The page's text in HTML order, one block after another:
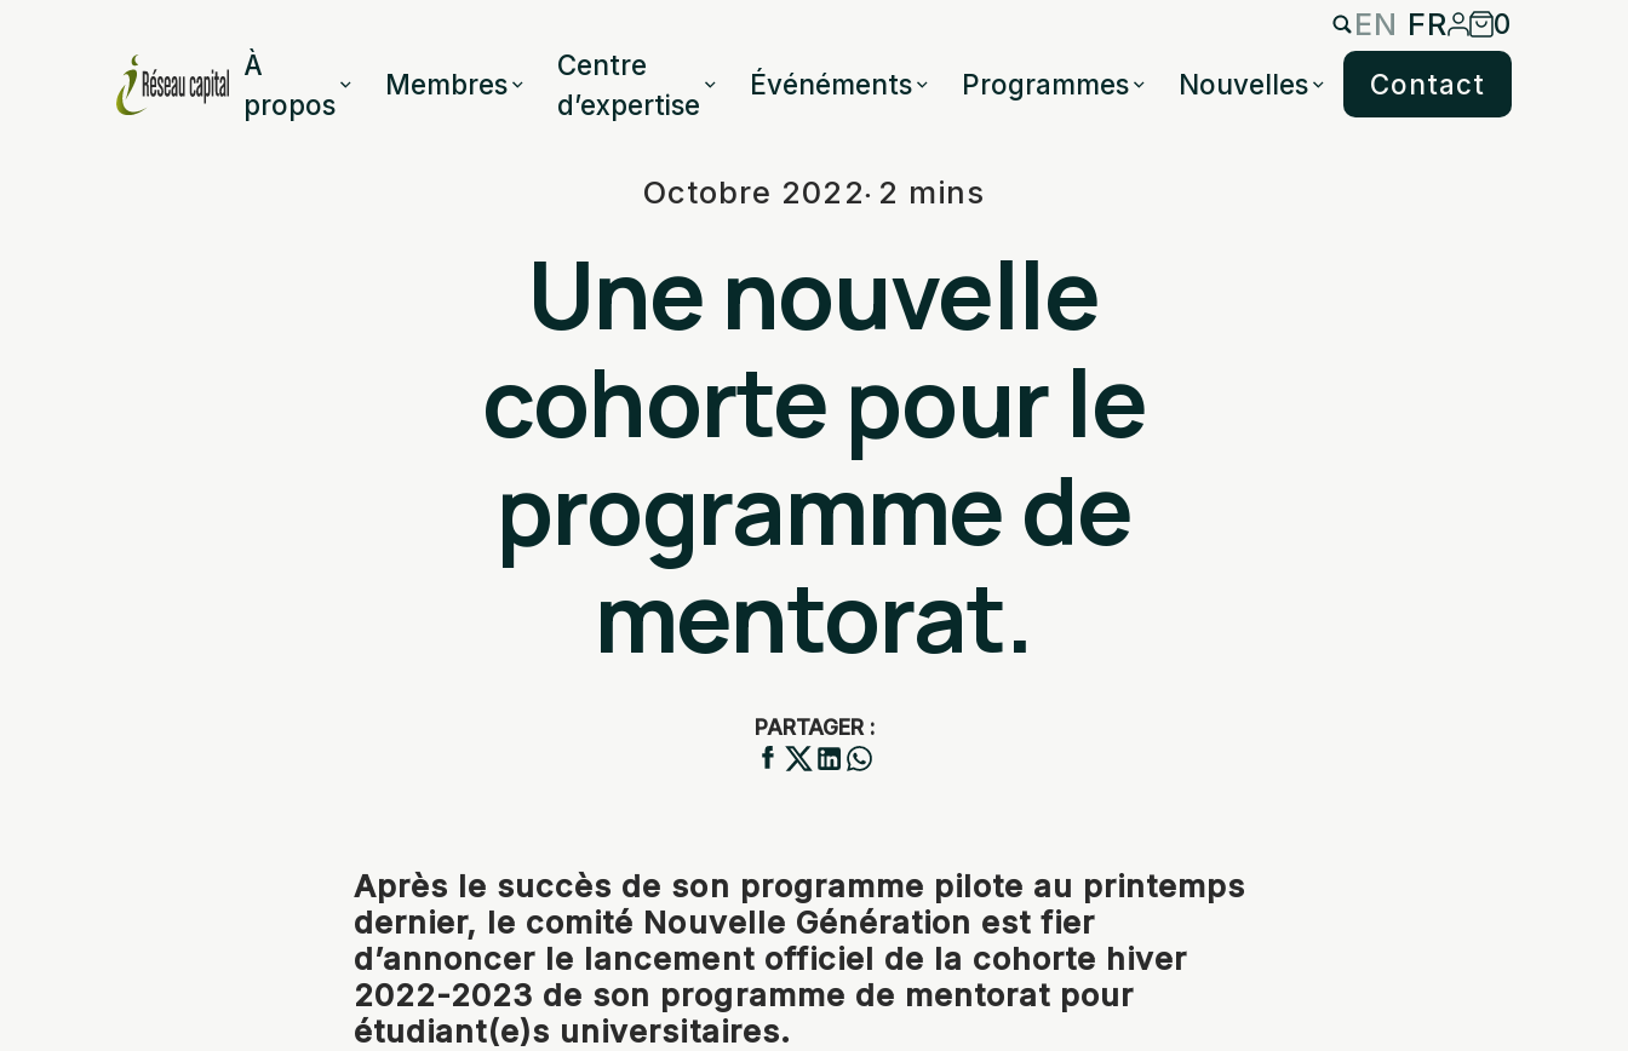
EN FR
0
À
propos
Membres
Centre
d’expertise
Événéments Programmes Nouvelles Contact
Octobre 2022 2 mins
Une nouvelle
cohorte pour le
programme de
mentorat.
PARTAGER :
Après le succès de son programme pilote au printemps
dernier, le comité Nouvelle Génération est fier
d’annoncer le lancement officiel de la cohorte hiver
2022-2023 de son programme de mentorat pour
étudiant(e)s universitaires.